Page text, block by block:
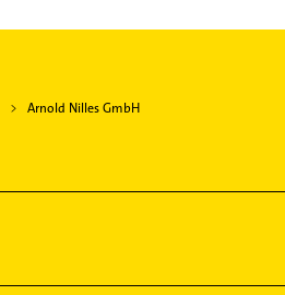
Arnold Nilles GmbH